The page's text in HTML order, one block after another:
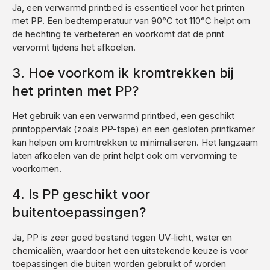
Ja, een verwarmd printbed is essentieel voor het printen
met PP. Een bedtemperatuur van 90°C tot 110°C helpt om
de hechting te verbeteren en voorkomt dat de print
vervormt tijdens het afkoelen.
3. Hoe voorkom ik kromtrekken bij
het printen met PP?
Het gebruik van een verwarmd printbed, een geschikt
printoppervlak (zoals PP-tape) en een gesloten printkamer
kan helpen om kromtrekken te minimaliseren. Het langzaam
laten afkoelen van de print helpt ook om vervorming te
voorkomen.
4. Is PP geschikt voor
buitentoepassingen?
Ja, PP is zeer goed bestand tegen UV-licht, water en
chemicaliën, waardoor het een uitstekende keuze is voor
toepassingen die buiten worden gebruikt of worden